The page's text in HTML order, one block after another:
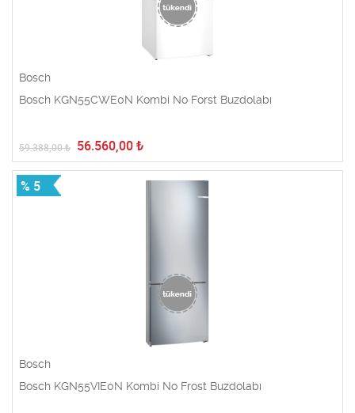
Bosch
Bosch KGN55CWE0N Kombi No Forst Buzdolabı
59.388,00₺ 56.560,00 ₺
% 5
Bosch
Bosch KGN55VIE0N Kombi No Frost Buzdolabı